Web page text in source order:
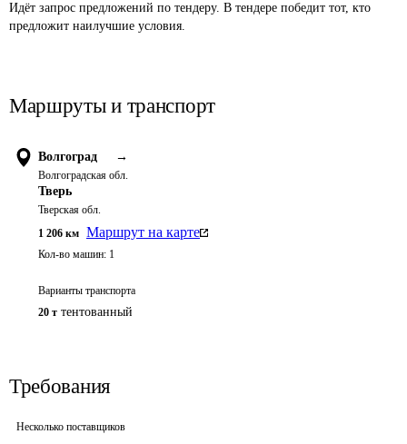
Идёт запрос предложений по тендеру. В тендере победит тот, кто
предложит наилучшие условия.
Маршруты и транспорт
Волгоград →
Волгоградская обл.
Тверь
Тверская обл.
1 206 км Маршрут на карте
Кол-во машин: 1
Варианты транспорта
20 т тентованный
Требования
Несколько поставщиков